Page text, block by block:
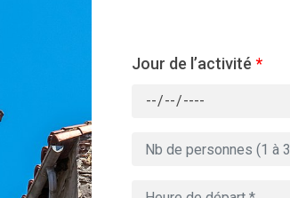
Jour de l’activité *